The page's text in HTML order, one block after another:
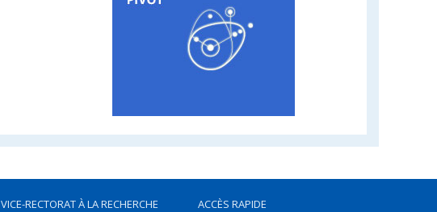
VICE-RECTORAT À LA RECHERCHE ACCÈS RAPIDE